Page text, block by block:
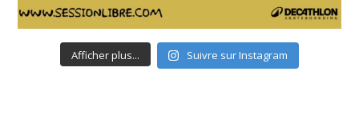
Afficher plus... Suivre sur Instagram